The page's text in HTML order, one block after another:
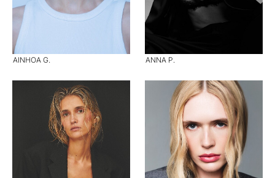
AINHOA G. ANNA P.